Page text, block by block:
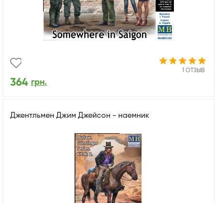
1 ОТЗЫВ
364 грн.
Джентльмен Джим Джейсон - наемник